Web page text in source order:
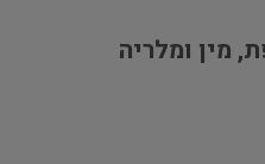
מין ומלריה